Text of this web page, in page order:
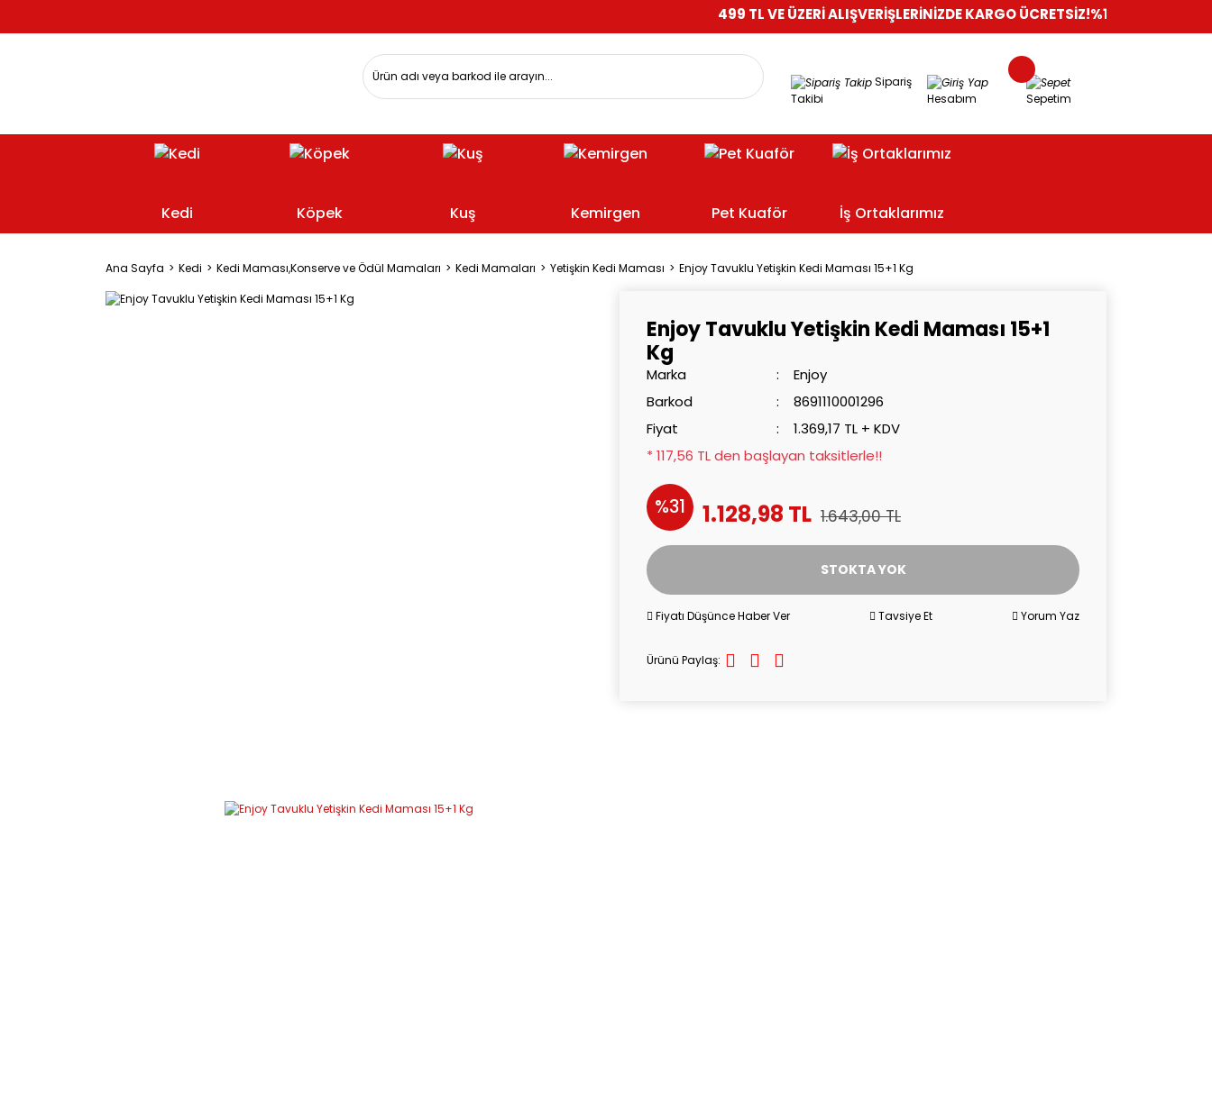
499 TL VE ÜZERİ ALIŞVERİŞLERİNİZDE KARGO ÜCRETSİZ!%100 GÜVENLİ ALIŞVERİŞ
Sipariş
Takibi
Hesabım Sepetim
Kedi Köpek Kuş Kemirgen Pet Kuaför İş Ortaklarımız
Ana Sayfa Kedi Kedi Maması,Konserve ve Ödül Mamaları Kedi Mamaları Yetişkin Kedi Maması Enjoy Tavuklu Yetişkin Kedi Maması 15+1 Kg
Enjoy Tavuklu Yetişkin Kedi Maması 15+1
Kg
Marka
Enjoy
Barkod
8691110001296
Fiyat
1.369,17 TL + KDV
* 117,56 TL den başlayan taksitlerle!!
%31 1.128,98 TL 1.643,00 TL
STOKTA YOK
Fiyatı Düşünce Haber Ver Tavsiye Et Yorum Yaz
Ürünü Paylaş: